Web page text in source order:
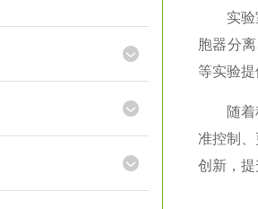
实验室
胞器分
等实验
随着科
准控制
创新，